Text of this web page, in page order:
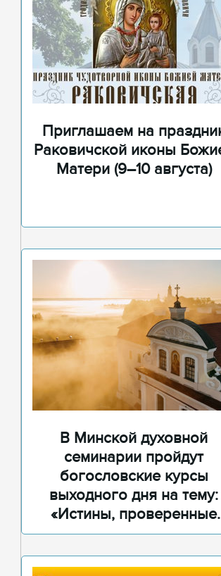
Приглашаем на
Раковичской иконы
Матери (9–10 августа)
В Минской духовной
семинарии пройдут
богословские курсы
выходного дня на тему:
«Истины, проверенные
временем»